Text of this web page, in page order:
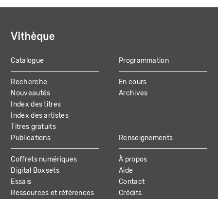
MAIN
NAVIGATION
Catalogue
Recherche
Nouveautés
Index des titres
Index des artistes
Titres gratuits
Programmation
En cours
Archives
Publications
Coffrets numériques
Digital Boxsets
Essais
Ressources et références
Renseignements
À propos
Aide
Contact
Crédits